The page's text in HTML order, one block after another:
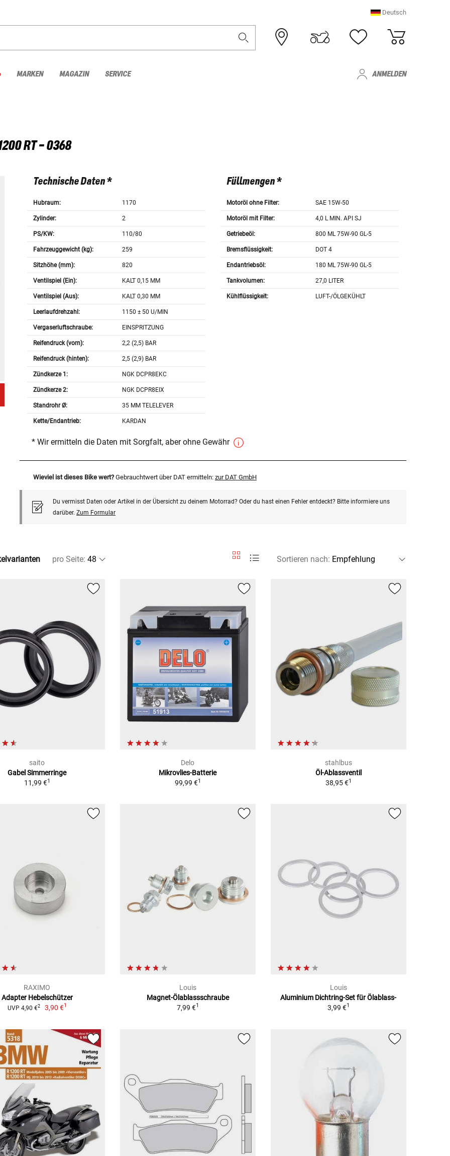
Deutsch
MARKEN MAGAZIN SERVICE ANMELDEN
RT - 0368
Technische Daten *
Hubraum: 1170
Zylinder: 2
PS/KW: 110/80
Fahrzeuggewicht (kg): 259
Sitzhöhe (mm): 820
Ventilspiel (Ein): KALT 0,15 MM
Ventilspiel (Aus): KALT 0,30 MM
Leerlaufdrehzahl: 1150 ± 50 U/MIN
Vergaserluftschraube: EINSPRITZUNG
Reifendruck (vorn): 2,2 (2,5) BAR
Reifendruck (hinten): 2,5 (2,9) BAR
Zündkerze 1: NGK DCPR8EKC
Zündkerze 2: NGK DCPR8EIX
Standrohr Ø: 35 MM TELELEVER
Kette/Endantrieb: KARDAN
Füllmengen *
Motoröl ohne Filter: SAE 15W-50
Motoröl mit Filter: 4,0 L MIN. API SJ
Getriebeöl: 800 ML 75W-90 GL-5
Bremsflüssigkeit: DOT 4
Endantriebsöl: 180 ML 75W-90 GL-5
Tankvolumen: 27,0 LITER
Kühlflüssigkeit: LUFT-/ÖLGEKÜHLT
* Wir ermitteln die Daten mit Sorgfalt, aber ohne Gewähr
Wieviel ist dieses Bike wert? Gebrauchtwert über DAT ermitteln: zur DAT GmbH
Du vermisst Daten oder Artikel in der Übersicht zu deinem Motorrad? Oder du hast einen Fehler entdeckt? Bitte informiere uns
darüber. Zum Formular
pro Seite: Sortieren nach:
saito
Gabel Simmerringe
11,99 €1
Delo
Mikrovlies-Batterie
99,99 €1
stahlbus
Öl-Ablassventil
38,95 €1
RAXIMO
Adapter Hebelschützer
UVP 4,90 €2 3,90 €1
Louis
Magnet-Ölablassschraube
7,99 €1
Louis
Aluminium Dichtring-Set für Ölablass-
3,99 €1